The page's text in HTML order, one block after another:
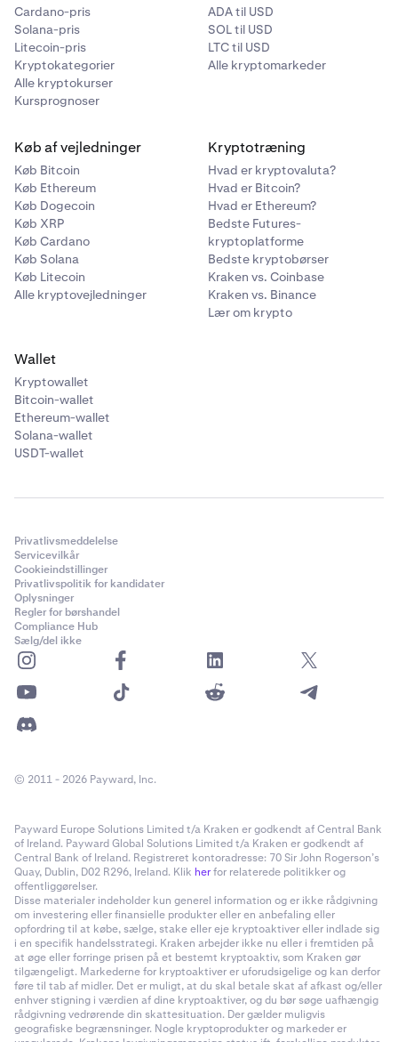
Cardano-pris
Solana-pris
Litecoin-pris
Kryptokategorier
Alle kryptokurser
Kursprognoser
ADA til USD
SOL til USD
LTC til USD
Alle kryptomarkeder
Køb af vejledninger
Køb Bitcoin
Køb Ethereum
Køb Dogecoin
Køb XRP
Køb Cardano
Køb Solana
Køb Litecoin
Alle kryptovejledninger
Kryptotræning
Hvad er kryptovaluta?
Hvad er Bitcoin?
Hvad er Ethereum?
Bedste Futures-
kryptoplatforme
Bedste kryptobørser
Kraken vs. Coinbase
Kraken vs. Binance
Lær om krypto
Wallet
Kryptowallet
Bitcoin-wallet
Ethereum-wallet
Solana-wallet
USDT-wallet
Privatlivsmeddelelse
Servicevilkår
Cookieindstillinger
Privatlivspolitik for kandidater
Oplysninger
Regler for børshandel
Compliance Hub
Sælg/del ikke
© 2011 - 2026 Payward, Inc.
Payward Europe Solutions Limited t/a Kraken er godkendt af Central Bank
of Ireland. Payward Global Solutions Limited t/a Kraken er godkendt af
Central Bank of Ireland. Registreret kontoradresse: 70 Sir John Rogerson’s
Quay, Dublin, D02 R296, Ireland. Klik herfor relaterede politikker og
offentliggørelser.
Disse materialer indeholder kun generel information og er ikke rådgivning
om investering eller finansielle produkter eller en anbefaling eller
opfordring til at købe, sælge, stake eller eje kryptoaktiver eller indlade sig
i en specifik handelsstrategi. Kraken arbejder ikke nu eller i fremtiden på
at øge eller forringe prisen på et bestemt kryptoaktiv, som Kraken gør
tilgængeligt. Markederne for kryptoaktiver er uforudsigelige og kan derfor
føre til tab af midler. Det er muligt, at du skal betale skat af afkast og/eller
enhver stigning i værdien af dine kryptoaktiver, og du bør søge uafhængig
rådgivning vedrørende din skattesituation. Der gælder muligvis
geografiske begrænsninger. Nogle kryptoprodukter og markeder er